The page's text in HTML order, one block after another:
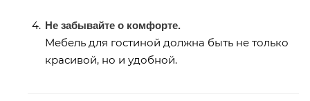
Не забывайте о комфорте.
Мебель для гостиной должна быть не только
красивой, но и удобной.